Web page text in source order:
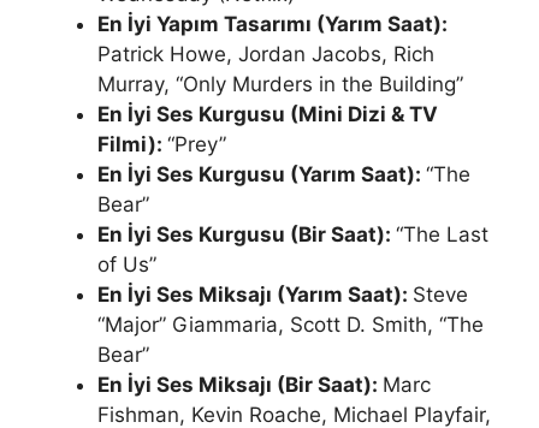
En İyi Yapım Tasarımı (Yarım Saat):
Patrick Howe, Jordan Jacobs, Rich
Murray, “Only Murders in the Building”
En İyi Ses Kurgusu (Mini Dizi & TV
Filmi): “Prey”
En İyi Ses Kurgusu (Yarım Saat): “The
Bear”
En İyi Ses Kurgusu (Bir Saat): “The Last
of Us”
En İyi Ses Miksajı (Yarım Saat): Steve
“Major” Giammaria, Scott D. Smith, “The
Bear”
En İyi Ses Miksajı (Bir Saat): Marc
Fishman, Kevin Roache, Michael Playfair,